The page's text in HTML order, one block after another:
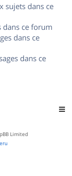
sujets dans ce
dans ce forum
dans ce
dans ce
Limited